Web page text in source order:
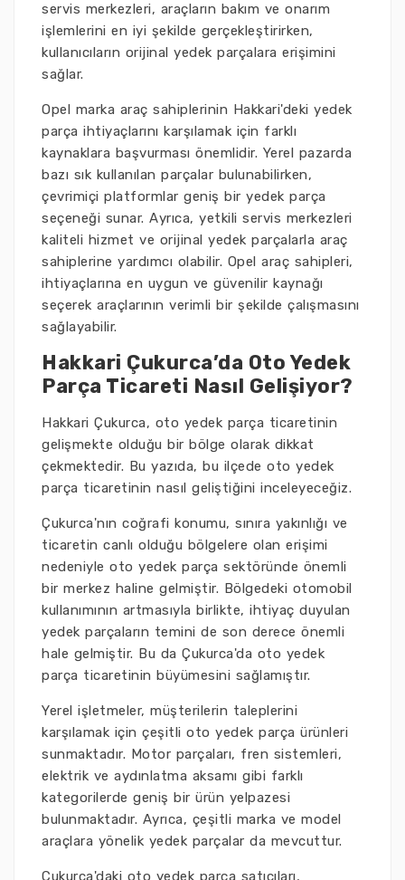
servis merkezleri, araçların bakım ve onarım
işlemlerini en iyi şekilde gerçekleştirirken,
kullanıcıların orijinal yedek parçalara erişimini
sağlar.
Opel marka araç sahiplerinin Hakkari'deki yedek
parça ihtiyaçlarını karşılamak için farklı
kaynaklara başvurması önemlidir. Yerel pazarda
bazı sık kullanılan parçalar bulunabilirken,
çevrimiçi platformlar geniş bir yedek parça
seçeneği sunar. Ayrıca, yetkili servis merkezleri
kaliteli hizmet ve orijinal yedek parçalarla araç
sahiplerine yardımcı olabilir. Opel araç sahipleri,
ihtiyaçlarına en uygun ve güvenilir kaynağı
seçerek araçlarının verimli bir şekilde çalışmasını
sağlayabilir.
Hakkari Çukurca’da Oto Yedek
Parça Ticareti Nasıl Gelişiyor?
Hakkari Çukurca, oto yedek parça ticaretinin
gelişmekte olduğu bir bölge olarak dikkat
çekmektedir. Bu yazıda, bu ilçede oto yedek
parça ticaretinin nasıl geliştiğini inceleyeceğiz.
Çukurca'nın coğrafi konumu, sınıra yakınlığı ve
ticaretin canlı olduğu bölgelere olan erişimi
nedeniyle oto yedek parça sektöründe önemli
bir merkez haline gelmiştir. Bölgedeki otomobil
kullanımının artmasıyla birlikte, ihtiyaç duyulan
yedek parçaların temini de son derece önemli
hale gelmiştir. Bu da Çukurca'da oto yedek
parça ticaretinin büyümesini sağlamıştır.
Yerel işletmeler, müşterilerin taleplerini
karşılamak için çeşitli oto yedek parça ürünleri
sunmaktadır. Motor parçaları, fren sistemleri,
elektrik ve aydınlatma aksamı gibi farklı
kategorilerde geniş bir ürün yelpazesi
bulunmaktadır. Ayrıca, çeşitli marka ve model
araçlara yönelik yedek parçalar da mevcuttur.
Çukurca'daki oto yedek parça satıcıları,